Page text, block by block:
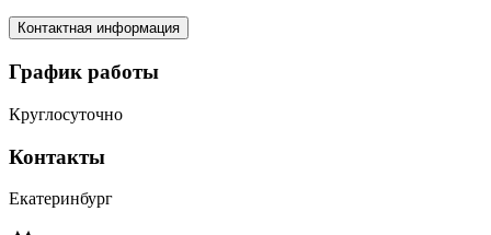
Контактная информация
График работы
Круглосуточно
Контакты
Екатеринбург